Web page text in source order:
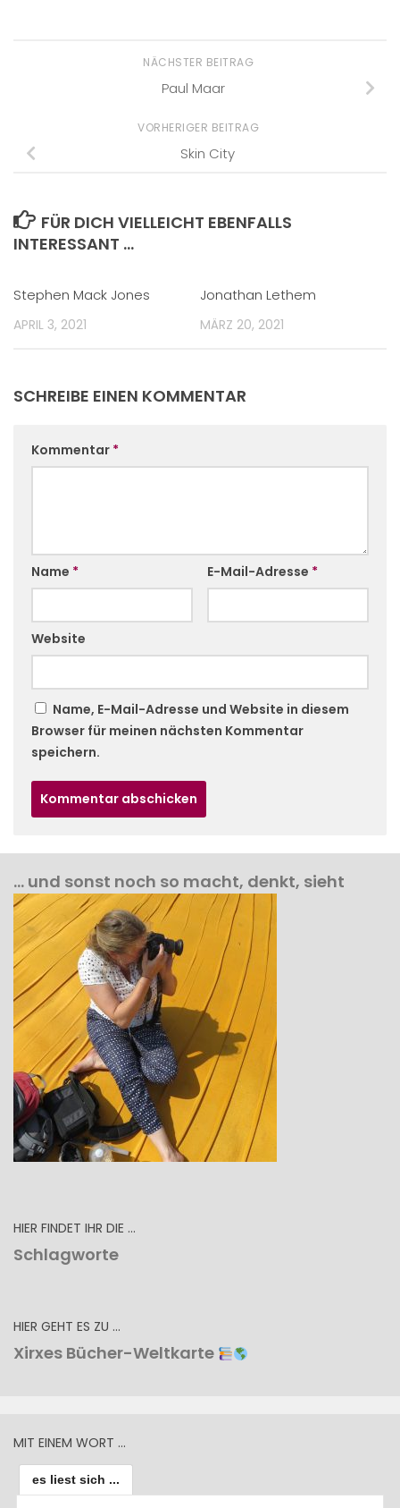
NÄCHSTER BEITRAG
Paul Maar
VORHERIGER BEITRAG
Skin City
FÜR DICH VIELLEICHT EBENFALLS
INTERESSANT …
Stephen Mack Jones
APRIL 3, 2021
Jonathan Lethem
MÄRZ 20, 2021
SCHREIBE EINEN KOMMENTAR
Kommentar *
Name * E-Mail-Adresse *
Website
Name, E-Mail-Adresse und Website in diesem
Browser für meinen nächsten Kommentar
speichern.
… und sonst noch so macht, denkt, sieht
HIER FINDET IHR DIE …
Schlagworte
HIER GEHT ES ZU …
Xirxes Bücher-Weltkarte
MIT EINEM WORT …
es liest sich ...